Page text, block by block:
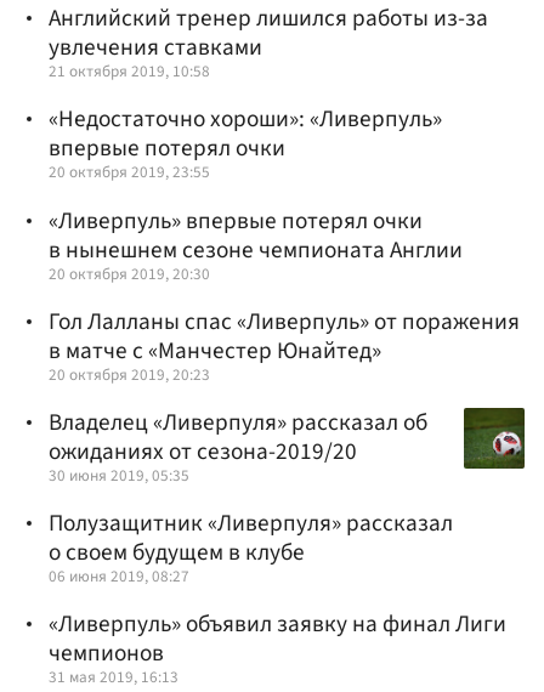
Английский тренер лишился работы из-за
увлечения ставками
21 октября 2019, 10:58
«Недостаточно хороши»: «Ливерпуль»
впервые потерял очки
20 октября 2019, 23:55
«Ливерпуль» впервые потерял очки
в нынешнем сезоне чемпионата Англии
20 октября 2019, 20:30
Гол Лалланы спас «Ливерпуль» от поражения
в матче с «Манчестер Юнайтед»
20 октября 2019, 20:23
Владелец «Ливерпуля» рассказал об
ожиданиях от сезона-2019/20
30 июня 2019, 05:35
Полузащитник «Ливерпуля» рассказал
о своем будущем в клубе
06 июня 2019, 08:27
«Ливерпуль» объявил заявку на финал Лиги
чемпионов
31 мая 2019, 16:13